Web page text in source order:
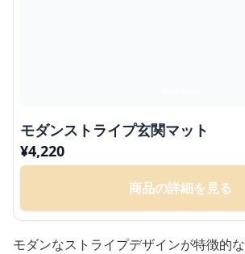
モダンストライプ玄関マット
¥4,220
商品の詳細を見る
モダンなストライプデザインが特徴的